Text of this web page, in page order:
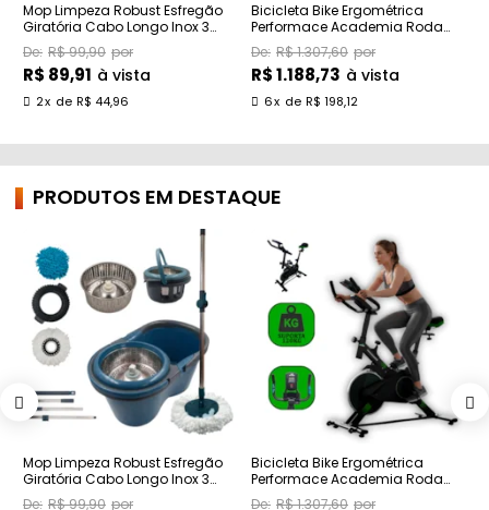
Mop Limpeza Robust Esfregão
Giratória Cabo Longo Inox 3
Refil 16lR$ 99,90
R$ 89,91 à vista
2x de R$ 44,96
Bicicleta Bike Ergométrica
Performace Academia Roda
Inércia Althor
R$ 1.307,60
R$ 1.188,73 à vista
6x de R$ 198,12
PRODUTOS EM DESTAQUE
Mop Limpeza Robust Esfregão
Giratória Cabo Longo Inox 3
Refil 16lR$ 99,90
Bicicleta Bike Ergométrica
Performace Academia Roda
Inércia Althor
R$ 1.307,60